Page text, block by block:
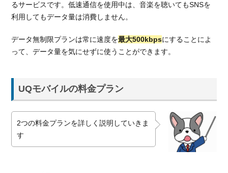
るサービスです。低速通信を使用中は、音楽を聴いてもSNSを
利用してもデータ量は消費しません。
データ無制限プランは常に速度を最大500kbpsにすることによ
って、データ量を気にせずに使うことができます。
UQモバイルの料金プラン
2つの料金プランを詳しく説明していきま
す